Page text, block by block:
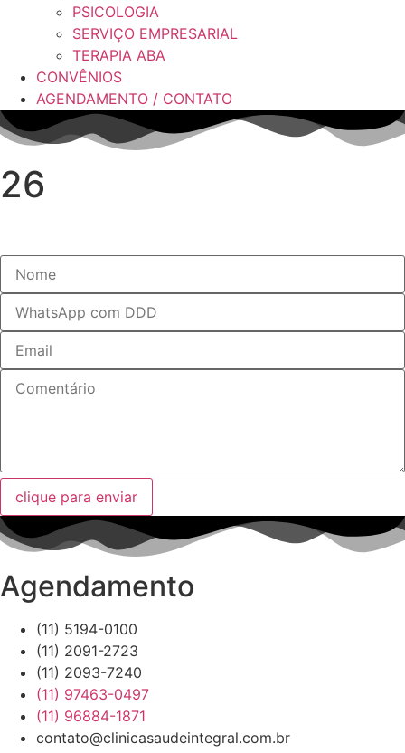
PSICOLOGIA
SERVIÇO EMPRESARIAL
TERAPIA ABA
CONVÊNIOS
AGENDAMENTO / CONTATO
26
clique para enviar
Agendamento
(11) 5194-0100
(11) 2091-2723
(11) 2093-7240
(11) 97463-0497
(11) 96884-1871
contato@clinicasaudeintegral.com.br